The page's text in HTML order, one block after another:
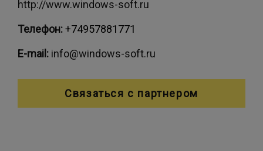
http://www.windows-soft.ru
Телефон:+74957881771
E-mail: info@windows-soft.ru
Связаться с партнером